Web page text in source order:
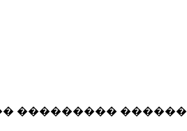
��������� ������